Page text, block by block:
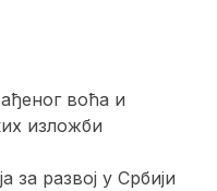
воћа и
изложби
развој у Србији